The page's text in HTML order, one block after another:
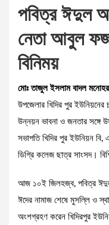
পবিত্র ঈদুল
নেতা আবুল
বিনিময়
মোঃ তাজুল ইসলাম বাদল
উপজেলার খিদির পুর ইউনিয়নের
উন্নয়ন ভাবনা ও জনতার
সভাপতি খিদির পুর ইউনিয়ন বি,
ডিগ্রি কলেজ ছাত্র সাংসদ।
আজ ১০ই জিলহজ্ব, পবিত্র ঈদুল
ঈদের নামাজ শেষে মুসল্লি ও
অংশগ্রহণ করেন খিদিরপুর